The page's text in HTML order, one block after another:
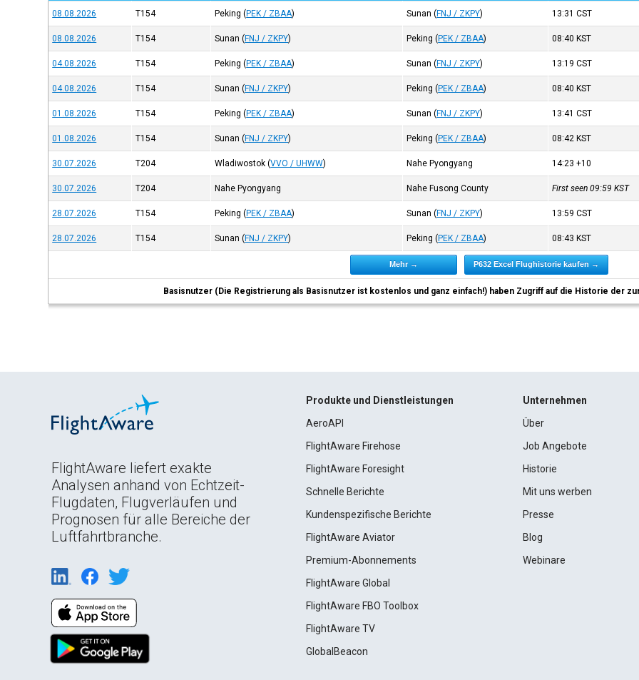
08.08.2026 T154 Peking (PEK / ZBAA) Sunan (FNJ / ZKPY) 13:31CST
08.08.2026 T154 Sunan (FNJ / ZKPY) Peking (PEK / ZBAA) 08:40 KST
04.08.2026 T154 Peking (PEK / ZBAA) Sunan (FNJ / ZKPY) 13:19CST
04.08.2026 T154 Sunan (FNJ / ZKPY) Peking (PEK / ZBAA) 08:40 KST
01.08.2026 T154 Peking (PEK / ZBAA) Sunan (FNJ / ZKPY) 13:41CST
01.08.2026 T154 Sunan (FNJ / ZKPY) Peking (PEK / ZBAA) 08:42 KST
30.07.2026 T204 Wladiwostok (VVO / UHWW) Nahe Pyongyang 14:23+10
30.07.2026 T204 Nahe Pyongyang Nahe Fusong County First seen 09:59KST
28.07.2026 T154 Peking (PEK / ZBAA) Sunan (FNJ / ZKPY) 13:59CST
28.07.2026 T154 Sunan (FNJ / ZKPY) Peking (PEK / ZBAA) 08:43 KST
Mehr → P632 Excel Flughistorie kaufen →
Basisnutzer (Die Registrierung als Basisnutzer ist kostenlos und ganz einfach!) haben Zugriff auf die Historie der
FlightAware liefert exakte
Analysen anhand von Echtzeit-
Flugdaten, Flugverläufen und
Prognosen für alle Bereiche der
Luftfahrtbranche.
Produkte und Dienstleistungen
AeroAPI
FlightAware Firehose
FlightAware Foresight
Schnelle Berichte
Kundenspezifische Berichte
FlightAware Aviator
Premium-Abonnements
FlightAware Global
FlightAware FBO Toolbox
FlightAware TV
GlobalBeacon
Unternehmen
Über
Job Angebote
Historie
Mit uns werben
Presse
Blog
Webinare